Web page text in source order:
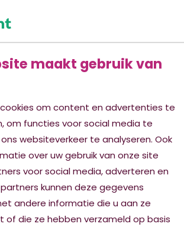
maakt gebruik van
om content en advertenties te
om functies voor social media te
websiteverkeer te analyseren. Ook
over uw gebruik van onze site
voor social media, adverteren en
kunnen deze gegevens
andere informatie die u aan ze
of die ze hebben verzameld op basis
u zelfstandig woont kan het best
aan uw dag te geven.
In het dagcentrum organiseren we
in groepsverband als individueel.
hebben aandacht voor wat u
u goed te voelen en bij ons een leuke
met naasten